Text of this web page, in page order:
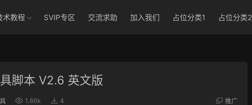
术教程 SVIP专区 交流求助 加入我们 占位分类1 占位分类2
脚本 V2.6 英文版
1.86k 4 推广